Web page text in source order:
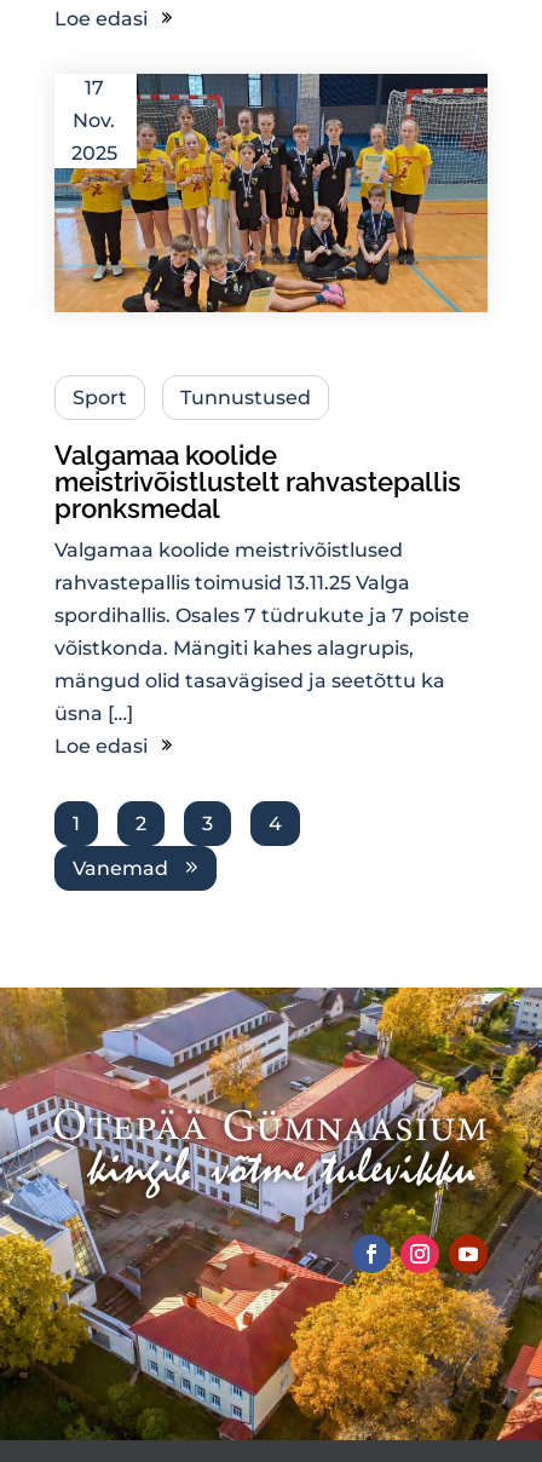
Loe edasi
17
Nov.
2025
Sport Tunnustused
Valgamaa koolide
meistrivõistlustelt rahvastepallis
pronksmedal
Valgamaa koolide meistrivõistlused
rahvastepallis toimusid 13.11.25 Valga
spordihallis. Osales 7 tüdrukute ja 7 poiste
võistkonda. Mängiti kahes alagrupis,
mängud olid tasavägised ja seetõttu ka
üsna […]
Loe edasi
1 2 3
4
Vanemad